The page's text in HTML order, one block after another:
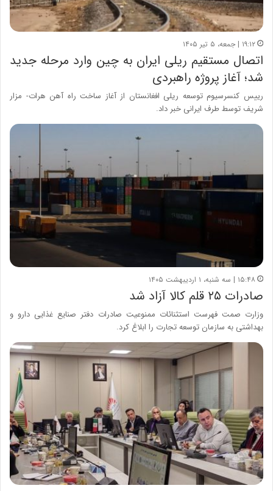
۱۹:۱۲ | جمعه، ۵ تیر ۱۴۰۵
اتصال مستقیم ریلی ایران به چین وارد مرحله جدید
شد؛ آغاز پروژه راهبردی
رییس کنسرسیوم توسعه ریلی افغانستان از آغاز ساخت راه آهن هرات- مزار
شریف توسط طرف ایرانی خبر داد.
۱۵:۴۸ | سه شنبه، ۱ اردیبهشت ۱۴۰۵
صادرات ۲۵ قلم کالا آزاد شد
وزارت صمت فهرست استثنائات ممنوعیت صادرات دفتر صنایع غذایی دارو و
بهداشتی به سازمان توسعه تجارت را ابلاغ کرد.